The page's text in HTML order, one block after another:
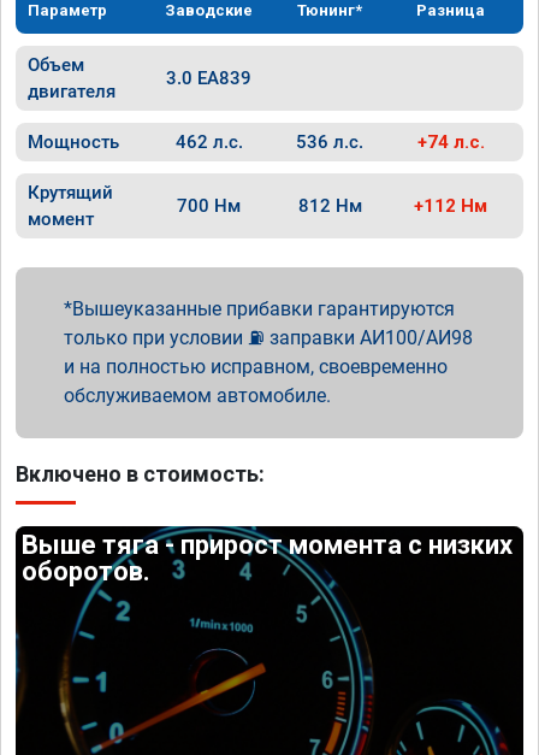
Параметр Заводские Тюнинг* Разница
Объем
двигателя
3.0 EA839
Мощность 462 л.с. 536 л.с. +74 л.с.
Крутящий
момент
700 Нм 812 Нм +112 Нм
Вышеуказанные прибавки гарантируются
только при условии ⛽ заправки АИ100/АИ98
и на полностью исправном, своевременно
обслуживаемом автомобиле.
Включено в стоимость:
Выше тяга - прирост момента с низких
оборотов.